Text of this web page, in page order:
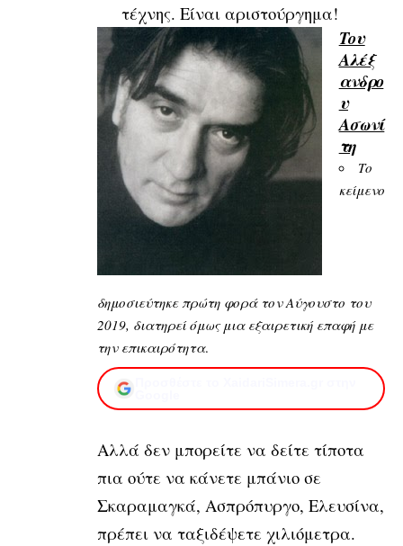
τέχνης. Είναι αριστούργημα!
Του
Αλέξ
ανδρο
υ
Ασωνί
τη
Το
κείμενο
δημοσιεύτηκε πρώτη φορά τον Αύγουστο του
2019, διατηρεί όμως μια εξαιρετική επαφή με
την επικαιρότητα.
Αλλά δεν μπορείτε να δείτε τίποτα
πια ούτε να κάνετε μπάνιο σε
Σκαραμαγκά, Ασπρόπυργο, Ελευσίνα,
πρέπει να ταξιδέψετε χιλιόμετρα.